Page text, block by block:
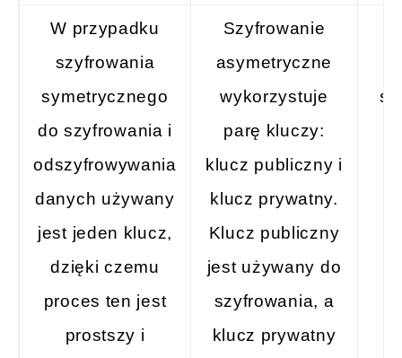
W przypadku
szyfrowania
symetrycznego
do szyfrowania i
odszyfrowywania
danych używany
jest jeden klucz,
dzięki czemu
proces ten jest
prostszy i
Szyfrowanie
asymetryczne
wykorzystuje
parę kluczy:
klucz publiczny i
klucz prywatny.
Klucz publiczny
jest używany do
szyfrowania, a
klucz prywatny